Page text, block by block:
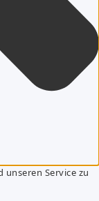
unseren Service zu